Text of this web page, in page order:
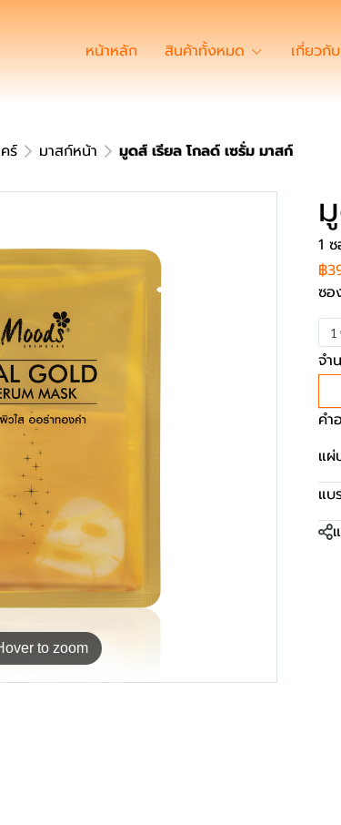
หน้าหลัก สินค้าทั้งหมด เกี่ยวกับ
ร์ มาสก์หน้า มูดส์ เรียล โกลด์ เซรั่ม มาสก์
to zoom
1
฿
ซ
1
จำ
คำ
แผ่
แบ